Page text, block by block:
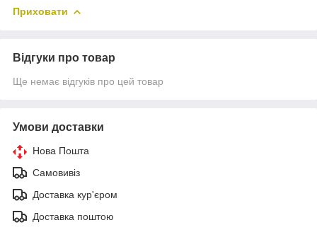
Приховати
Відгуки про товар
Ще немає відгуків про цей товар
Умови доставки
Нова Пошта
Самовивіз
Доставка кур'єром
Доставка поштою